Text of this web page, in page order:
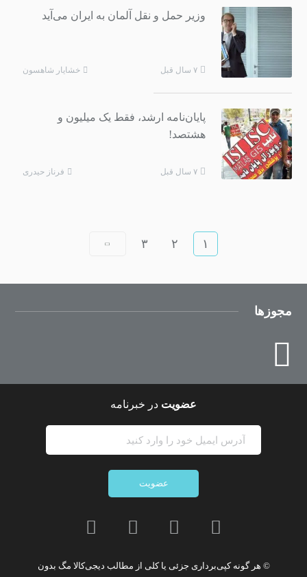
وزیر حمل و نقل آلمان به ایران می‌آید
۷ سال قبل خشایار شاهسون
پایان‌نامه ارشد، فقط یک میلیون و
هشتصد!
۷ سال قبل فرناز حیدری
۱ ۲ ۳
مجوزها
عضویت در خبرنامه
عضویت
© هر گونهکپی‌برداری جزئی یا کلی از مطالب دیجی‌کالا مگ بدون